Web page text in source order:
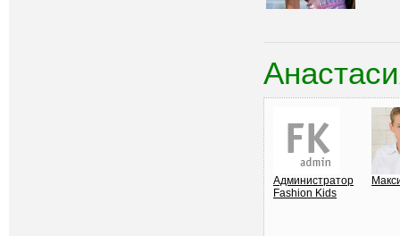
Администратор
Fashion Kids